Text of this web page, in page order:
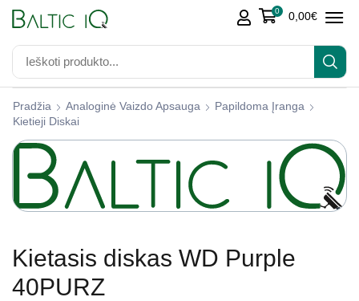
0 0,00€
Pradžia Analoginė Vaizdo Apsauga
Papildoma Įranga
Kietieji Diskai
Kietasis diskas WD Purple
40PURZ